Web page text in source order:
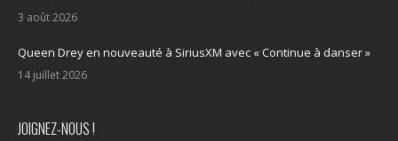
3 août 2026
Queen Drey en nouveauté à SiriusXM avec « Continue à danser »
14 juillet 2026
JOIGNEZ-NOUS !